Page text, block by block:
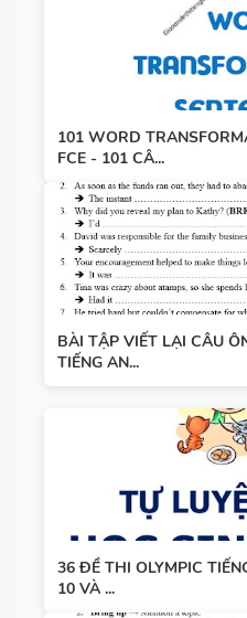
101 WORD
FCE - 101 CÂ...
BÀI TẬP VIẾT LẠI CÂU
TIẾNG AN...
36 ĐỀ THI OLYMPIC
10 VÀ ...